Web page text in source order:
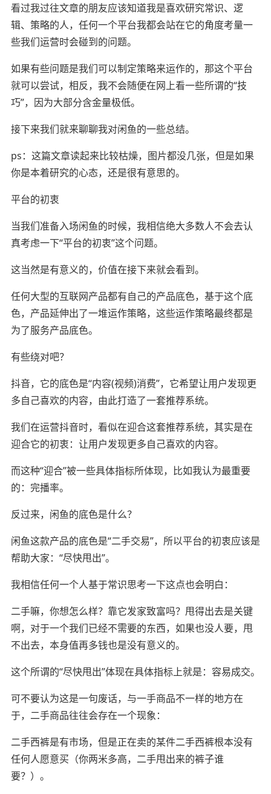
看过我过往文章的朋友应该知道我是喜欢研究常识、逻
辑、策略的人，任何一个平台我都会站在它的角度考量一
些我们运营时会碰到的问题。
如果有些问题是我们可以制定策略来运作的，那这个平台
就可以尝试，相反，我不会随便在网上看一些所谓的“技
巧”，因为大部分含金量极低。
接下来我们就来聊聊我对闲鱼的一些总结。
ps：这篇文章读起来比较枯燥，图片都没几张，但是如果
你是本着研究的心态，还是很有意思的。
平台的初衷
当我们准备入场闲鱼的时候，我相信绝大多数人不会去认
真考虑一下“平台的初衷”这个问题。
这当然是有意义的，价值在接下来就会看到。
任何大型的互联网产品都有自己的产品底色，基于这个底
色，产品延伸出了一堆运作策略，这些运作策略最终都是
为了服务产品底色。
有些绕对吧？
抖音，它的底色是“内容(视频)消费”，它希望让用户发现更
多自己喜欢的内容，由此打造了一套推荐系统。
我们在运营抖音时，看似在迎合这套推荐系统，其实是在
迎合它的初衷：让用户发现更多自己喜欢的内容。
而这种“迎合”被一些具体指标所体现，比如我认为最重要
的：完播率。
反过来，闲鱼的底色是什么？
闲鱼这款产品的底色是“二手交易”，所以平台的初衷应该是
帮助大家：“尽快甩出”。
我相信任何一个人基于常识思考一下这点也会明白：
二手嘛，你想怎么样？靠它发家致富吗？甩得出去是关键
啊，对于一个我们已经不需要的东西，如果也没人要，甩
不出去，本身值再多钱也是没有意义的。
这个所谓的“尽快甩出”体现在具体指标上就是：容易成交。
可不要认为这是一句废话，与一手商品不一样的地方在
于，二手商品往往会存在一个现象：
二手西裤是有市场，但是正在卖的某件二手西裤根本没有
任何人愿意买（你两米多高，二手甩出来的裤子谁
要？）。